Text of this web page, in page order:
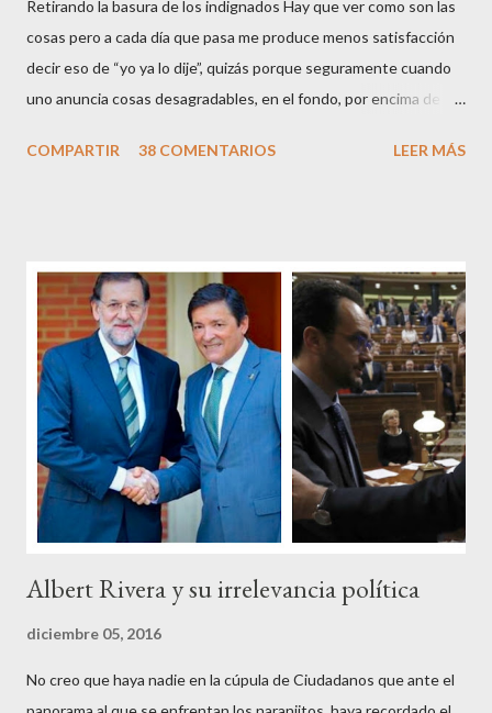
Retirando la basura de los indignados Hay que ver como son las
cosas pero a cada día que pasa me produce menos satisfacción
decir eso de “yo ya lo dije”, quizás porque seguramente cuando
uno anuncia cosas desagradables, en el fondo, por encima de la
Pero francamente estos socialistas son tan transparentes en su
de ciudadanos, la mayoría de los cuales no han pagado jamás un
impuesto, sea por vocación o simplemente por no haber tenido
un trabajo en su vida, decidieron salir a la calle revestidos de la
sagrada túnica de la “indignación ciudadana” y con su actitud
crear una paradoja, se autodenominaban “movimiento 15M” y lo
que hicieron fue apoderarse de una plaza pública y allí sentaron
sus reales, bueno sus reales no,...
COMPARTIR 38 COMENTARIOS LEER MÁS
Albert Rivera y su irrelevancia política
diciembre 05, 2016
No creo que haya nadie en la cúpula de Ciudadanos que ante el